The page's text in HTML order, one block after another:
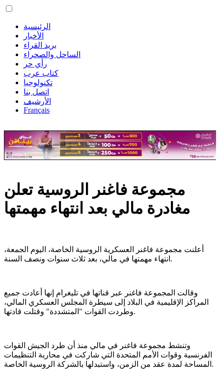
الرئيسية
الأخبار
بريد القراء
الساحل والصحراء
رأي حر
كتاب عرب
تكنولوجيا
اتصل بنا
الأرشيف
Français
مجموعة فاغنر الروسية تعلن
مغادرة مالي بعد انتهاء مهمتها
أعلنت مجموعة فاغنر العسكرية الروسية الخاصة، اليوم الجمعة،
انتهاء مهمتها في مالي، بعد ثلاث سنوات ونصف السنة.
وقالت المجموعة فاغنر عبر قناتها في تليغرام إنها أعادت جميع
المراكز الإقليمية في البلاد إلى سيطرة المجلس العسكري المالي،
وطردت القوات "المتشددة" وقتلت قادتها.
وتنشط مجموعة فاغنر في مالي منذ أن طرد الجيش القوات
الفرنسية وقوات الأمم المتحدة التي شاركت في محاربة التنظيمات
المساحة لمدة عقد من الزمن، واستبدلها بالشركة الروسية الخاصة.